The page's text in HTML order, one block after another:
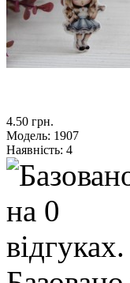
4.50 грн.
Модель: 1907
Наявність: 4